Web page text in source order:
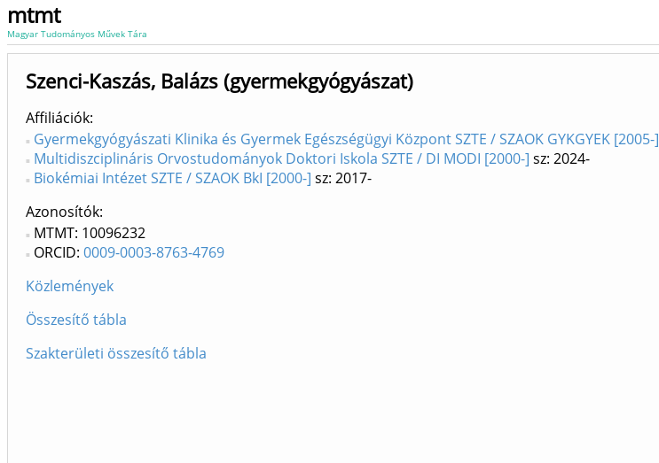
mtmt
Magyar Tudományos Művek Tára
Szenci-Kaszás, Balázs (gyermekgyógyászat)
Affiliációk
Gyermekgyógyászati Klinika és Gyermek Egészségügyi Központ SZTE / SZAOK GYKGYEK [2005-]
Multidiszciplináris Orvostudományok Doktori Iskola SZTE / DI MODI [2000-] sz: 2024-
Biokémiai Intézet SZTE / SZAOK BkI [2000-] sz: 2017-
Azonosítók
MTMT: 10096232
ORCID: 0009-0003-8763-4769
Közlemények
Összesítő tábla
Szakterületi összesítő tábla